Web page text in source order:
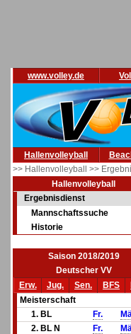
www.volley.de
Hallenvolleyball
>> Hallenvolleyball >>
Hallenvolleyball
Ergebnisdienst
Mannschaftssuche
Historie
Saison 2018/2019
Deutscher VV
Erw.
Jug. Sen. BFS
Meisterschaft
1. BL
Fr.
2. BL N
Fr.